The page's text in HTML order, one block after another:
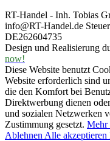
RT-Handel - Inh. Tobias
info@RT-Handel.de
DE262604735
Design und Realisierung
now!
Diese Website benutzt
Website erforderlich sind
die den Komfort bei
Direktwerbung dienen
und sozialen Netzwerken
Zustimmung gesetzt. Mehr
Ablehnen Alle akzeptieren